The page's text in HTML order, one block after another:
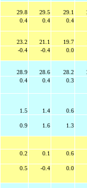
29.8 29.5 29.1
0.4 0.4 0.4
23.2 21.1 19.7
-0.4 -0.4 0.0
28.9 28.6 28.2
0.4
0.4 0.3
1.5 1.4
0.6
0.9 1.6 1.3
0.2 0.1 0.6
0.5 -0.4 0.0